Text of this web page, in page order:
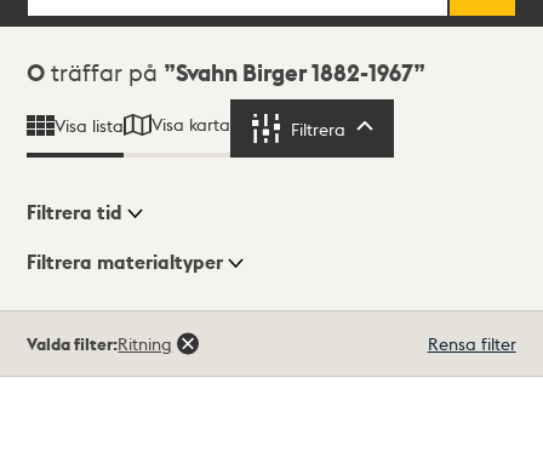
Sökresultat
0 träffar på Svahn Birger 1882-1967
Visa lista Visa karta Filtrera
Visningsläge
Filtrera tid
Filtrera materialtyper
träffar
Valda filter:Ritning Rensa filter